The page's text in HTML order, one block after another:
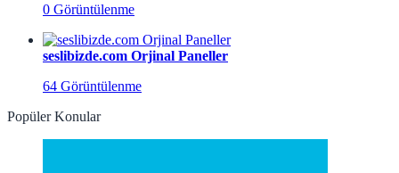
0 Görüntülenme
seslibizde.com Orjinal Paneller
64 Görüntülenme
Popüler Konular